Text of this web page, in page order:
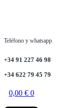
Teléfono y whatsapp
+34 91 227 46 98
+34 622 79 45 79
0,00 € 0